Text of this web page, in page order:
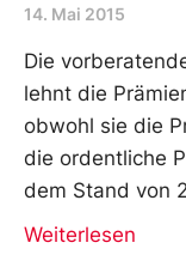
14. Mai 2015
Die
lehnt die
obwohl sie die
die ordentliche
dem Stand von
Weiterlesen